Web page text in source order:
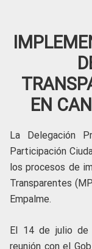
EN
La Delegación
Participación
los procesos de
Transparentes
Empalme.
El 14 de julio de
reunión con el